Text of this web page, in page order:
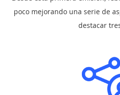
poco mejorando una serie de
destacar